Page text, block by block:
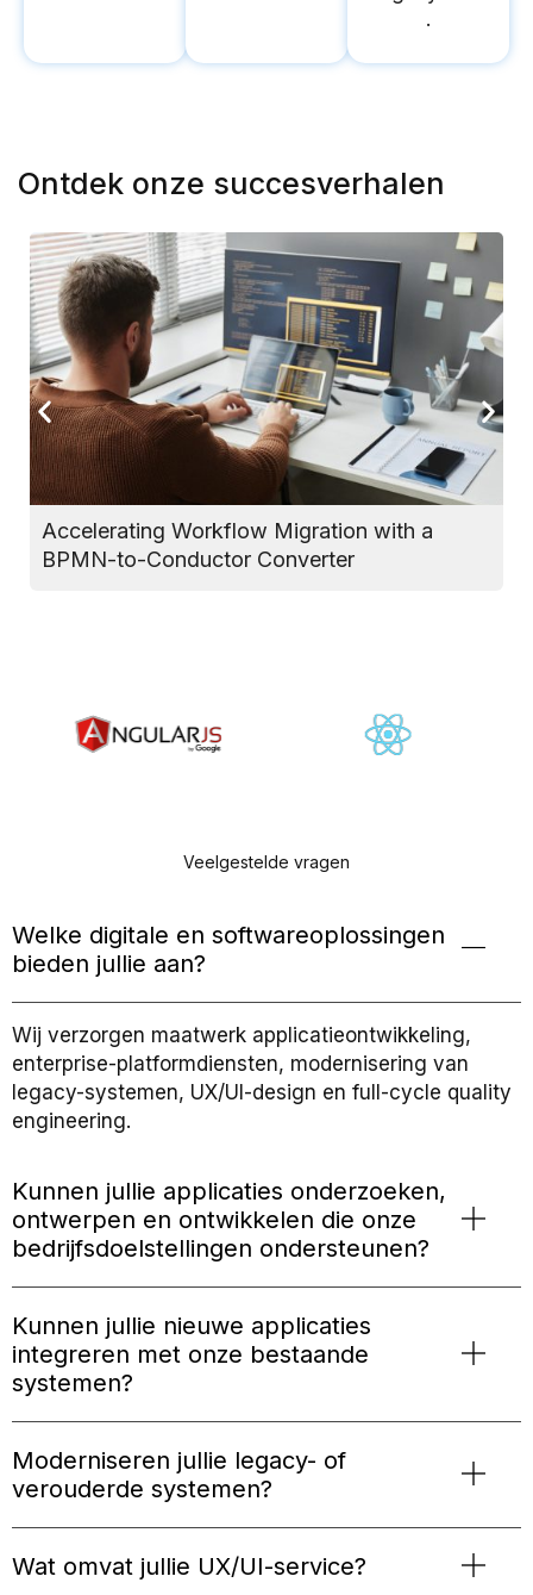
.
Ontdek onze succesverhalen
Accelerating Workflow Migration with a
BPMN-to-Conductor Converter
Veelgestelde vragen
Welke digitale en softwareoplossingen
bieden jullie aan?
Wij verzorgen maatwerk applicatieontwikkeling,
enterprise-platformdiensten, modernisering van
legacy-systemen, UX/UI-design en full-cycle quality
engineering.
Kunnen jullie applicaties onderzoeken,
ontwerpen en ontwikkelen die onze
bedrijfsdoelstellingen ondersteunen?
Kunnen jullie nieuwe applicaties
integreren met onze bestaande
systemen?
Moderniseren jullie legacy- of
verouderde systemen?
Wat omvat jullie UX/UI-service?